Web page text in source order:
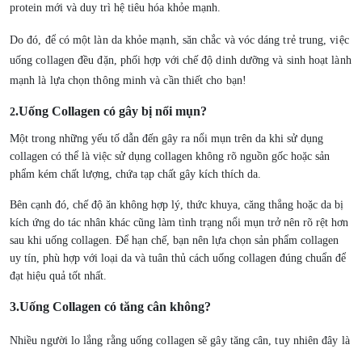
protein mới và duy trì hệ tiêu hóa khỏe mạnh.
Do đó, để có một làn da khỏe mạnh, săn chắc và vóc dáng trẻ trung,việc
uống collagen đều đặn, phối hợp với chế độ dinh dưỡng và sinh hoạt lành
mạnh là lựa chọn thông minh và cần thiết cho bạn!
2.Uống Collagen có gây bị nổi mụn?
Một trong những yếu tố dẫn đến gây ra nổi mụn trên da khi sử dụng
collagen có thể là việc sử dụng collagen không rõ nguồn gốc hoặc sản
phẩm kém chất lượng, chứa tạp chất gây kích thích da.
Bên cạnh đó, chế độ ăn không hợp lý, thức khuya, căng thẳng hoặc da bị
kích ứng do tác nhân khác cũng làm tình trạng nổi mụn trở nên rõ rệt hơn
sau khi uống collagen. Để hạn chế, bạn nên lựa chọn sản phẩm collagen
uy tín, phù hợp với loại da và tuân thủ cách uống collagen đúng chuẩn để
đạt hiệu quả tốt nhất.
3.Uống Collagen có tăng cân không?
Nhiều người lo lắng rằng uống collagen sẽ gây tăng cân, tuy nhiên đây là